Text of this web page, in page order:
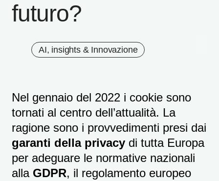
futuro?
AI, insights & Innovazione
Nel gennaio del 2022 i cookie sono
tornati al centro dell’attualità. La
ragione sono i provvedimenti presi dai
garanti della privacy di tutta Europa
per adeguare le normative nazionali
alla GDPR, il regolamento europeo